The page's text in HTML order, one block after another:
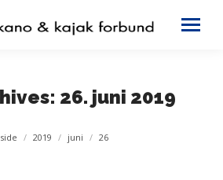
26. juni 2019
are here:
2019 juni 26